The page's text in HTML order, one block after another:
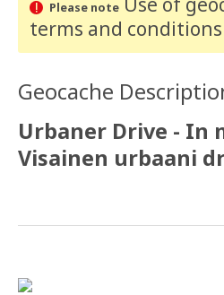
Please note
terms and conditions
Geocache
Urbaner Drive -
Visainen urbaani